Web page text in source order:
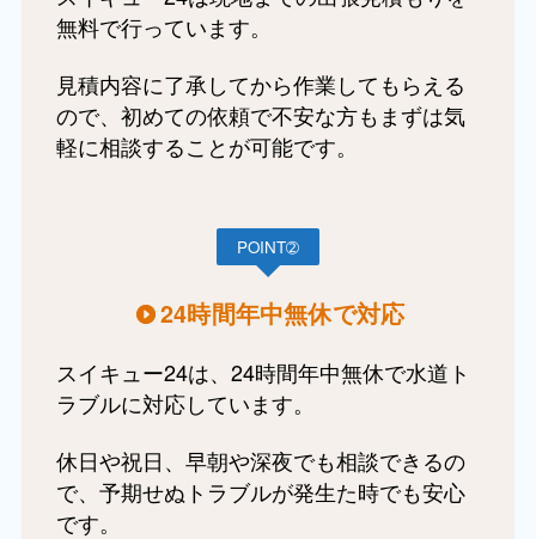
無料で行っています。
見積内容に了承してから作業してもらえる
ので、初めての依頼で不安な方もまずは気
軽に相談することが可能です。
POINT➁
24時間年中無休で対応
スイキュー24は、24時間年中無休で水道ト
ラブルに対応しています。
休日や祝日、早朝や深夜でも相談できるの
で、予期せぬトラブルが発生た時でも安心
です。